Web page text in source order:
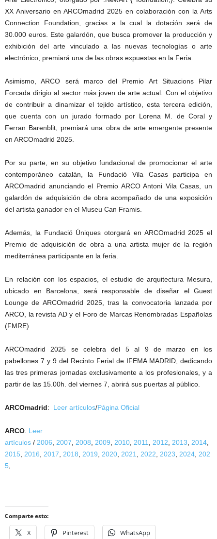
XX Aniversario en ARCOmadrid 2025 en colaboración con la Arts
Connection Foundation, gracias a la cual la dotación será de
30.000 euros. Este galardón, que busca promover la producción y
exhibición del arte vinculado a las nuevas tecnologías o arte
electrónico, premiará una de las obras expuestas en la Feria.
Asimismo, ARCO será marco del Premio Art Situacions Pilar
Forcada dirigio al sector más joven de arte actual. Con el objetivo
de contribuir a dinamizar el tejido artístico, esta tercera edición,
que cuenta con un jurado formado por Lorena M. de Coral y
Ferran Barenblit, premiará una obra de arte emergente presente
en ARCOmadrid 2025.
Por su parte, en su objetivo fundacional de promocionar el arte
contemporáneo catalán, la Fundació Vila Casas participa en
ARCOmadrid anunciando el Premio ARCO Antoni Vila Casas, un
galardón de adquisición de obra acompañado de una exposición
del artista ganador en el Museu Can Framis.
Además, la Fundació Úniques otorgará en ARCOmadrid 2025 el
Premio de adquisición de obra a una artista mujer de la región
mediterránea participante en la feria.
En relación con los espacios, el estudio de arquitectura Mesura,
ubicado en Barcelona, será responsable de diseñar el Guest
Lounge de ARCOmadrid 2025, tras la convocatoria lanzada por
ARCO, la revista AD y el Foro de Marcas Renombradas Españolas
(FMRE).
ARCOmadrid 2025 se celebra del 5 al 9 de marzo en los
pabellones 7 y 9 del Recinto Ferial de IFEMA MADRID, dedicando
las tres primeras jornadas exclusivamente a los profesionales, y a
partir de las 15.00h. del viernes 7, abrirá sus puertas al público.
ARCOmadrid: Leer artículos/Página Oficial
ARCO: Leer
artículos / 2006 2007 2008 2009 2010 2011 2012 2013 2014
2015
2016 2017 2018 2019 2020 2021 2022 2023 2024 202
5
Comparte esto:
X Pinterest WhatsApp